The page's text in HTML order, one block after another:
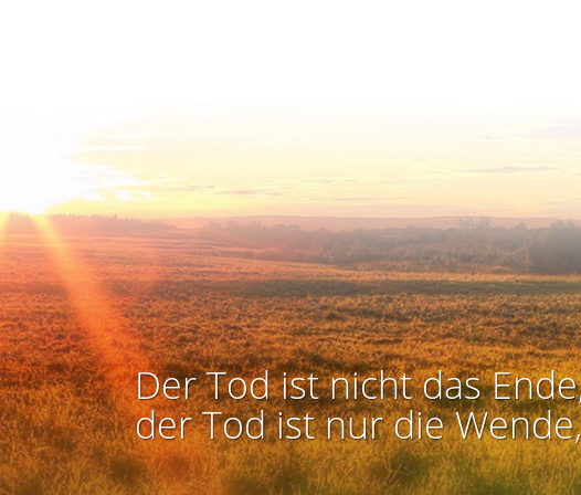
Der Tod ist nicht das
der Tod ist nur die